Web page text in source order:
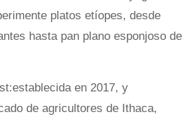
platos etíopes, desde
hasta pan plano esponjoso de
en 2017, y
de agricultores de Ithaca,